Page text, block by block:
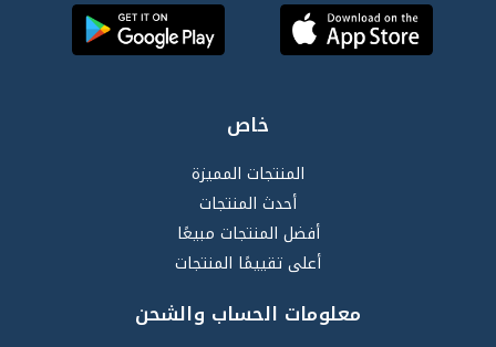
خاص
المنتجات المميزة
أحدث المنتجات
أفضل المنتجات مبيعًا
أعلى تقييمًا المنتجات
معلومات الحساب والشحن